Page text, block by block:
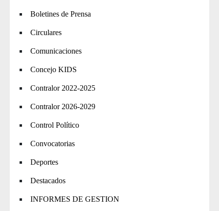
Boletines de Prensa
Circulares
Comunicaciones
Concejo KIDS
Contralor 2022-2025
Contralor 2026-2029
Control Político
Convocatorias
Deportes
Destacados
INFORMES DE GESTION